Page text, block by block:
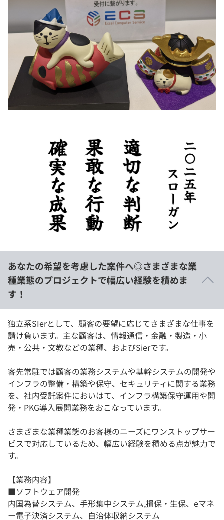
あなたの希望を考慮した案件へ◎さまざまな業
種業態のプロジェクトで幅広い経験を積めま
す！
独立系SIerとして、顧客の要望に応じてさまざまな仕事を
請け負います。主な顧客は、情報通信・金融・製造・小
売・公共・文教などの業種、およびSierです。
客先常駐では顧客の業務システムや基幹システムの開発や
インフラの整備・構築や保守、セキュリティに関する業務
を、社内受託案件においはて、インフラ構築保守運用や開
発・PKG導入展開業務をおこなっています。
さまざまな業種業態のお客様のニーズにワンストップサー
ビスで対応しているため、幅広い経験を積める点が魅力で
す。
【業務内容】
■ソフトウェア開発
内国為替システム、手形集中システム,損保・生保、eマネ
ー電子決済システム、自治体収納システム